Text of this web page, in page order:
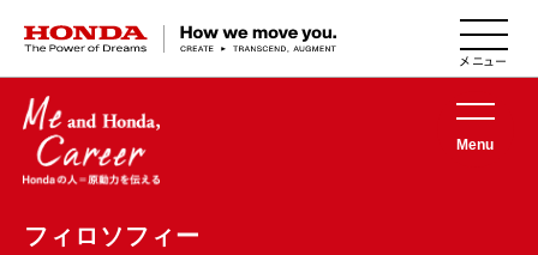
HONDA The Power of Dreams
Menu
フィロソフィー